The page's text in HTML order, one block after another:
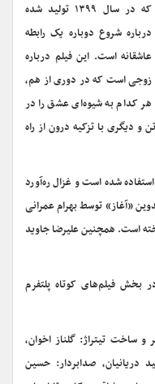
که در سال ۱۳۹۹ تولید شده
درباره شروع دوباره یک رابطه
عاشقانه است. این فیلم درباره
زوجی است که در دوری از هم،
هر کدام به شیوه‌­ای عشق را در
و دیگری با تزکیه درون از راه
استفاده شده است و غزال ره‌­آورد
«آغاز» توسط بهرام عمرانی
است. همچنین علیرضا جاوید
کوتاه «آغاز» از هفتم فروردین ۱۴۰۲ در بخش فیلم­‌های کوتاه پلتفرم
و ساخت تیتراژ: گلناز اخوان،
صدابردار: حسین